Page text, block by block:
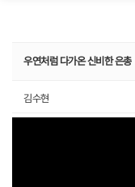
우연처럼 다가온 신비한 은총
김수현